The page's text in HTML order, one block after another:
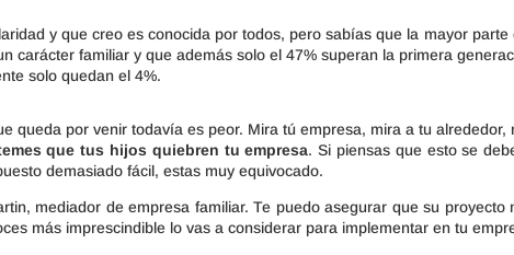
y que creo es conocida por todos, pero sabías que la mayor parte
carácter familiar y que además solo el 47% superan la primera
solo quedan el 4%.
queda por venir todavía es peor. Mira tú empresa, mira a tu alrededor,
que tus hijos quiebren tu empresa. Si piensas que esto se
demasiado fácil, estas muy equivocado.
mediador de empresa familiar. Te puedo asegurar que su proyecto
más imprescindible lo vas a considerar para implementar en tu